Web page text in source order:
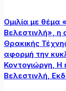
Ομιλία με θέμα
Βελεστινλή», η
Θρακικής
αφορμή την
Κοντογιώργη, Η
Βελεστινλή,